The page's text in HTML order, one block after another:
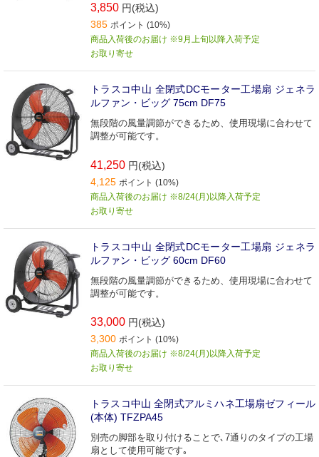
3,850 円(税込)
385 ポイント (10%)
商品入荷後のお届け ※9月上旬以降入荷予定
お取り寄せ
トラスコ中山 全閉式DCモーター工場扇 ジェネラ
ルファン・ビッグ 75cm DF75
無段階の風量調節ができるため、使用現場に合わせて
調整が可能です。
41,250 円(税込)
4,125 ポイント (10%)
商品入荷後のお届け ※8/24(月)以降入荷予定
お取り寄せ
トラスコ中山 全閉式DCモーター工場扇 ジェネラ
ルファン・ビッグ 60cm DF60
無段階の風量調節ができるため、使用現場に合わせて
調整が可能です。
33,000 円(税込)
3,300 ポイント (10%)
商品入荷後のお届け ※8/24(月)以降入荷予定
お取り寄せ
トラスコ中山 全閉式アルミハネ工場扇ゼフィール
(本体) TFZPA45
別売の脚部を取り付けることで､7通りのタイプの工場
扇として使用可能です｡